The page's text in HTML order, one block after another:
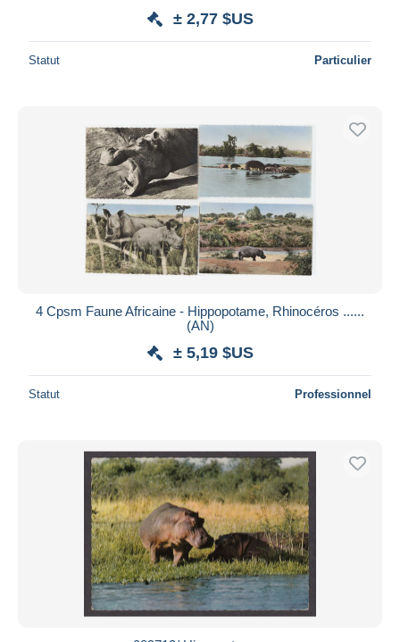
± 2,77 $US
Statut Particulier
4 Cpsm Faune Africaine - Hippopotame, Rhinocéros ......
(AN)
± 5,19 $US
Statut Professionnel